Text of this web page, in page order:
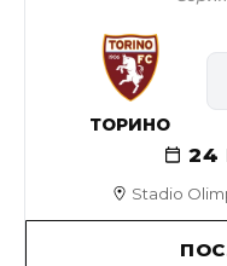
Stadio
24
ТОРИНО